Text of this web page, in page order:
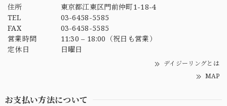
住所
東京都江東区門前仲町1-18-4
TEL
03-6458-5585
FAX
03-6458-5585
営業時間
11:30 – 18:00（祝日も営業）
定休日
日曜日
デイジーリングとは
MAP
お支払い方法について